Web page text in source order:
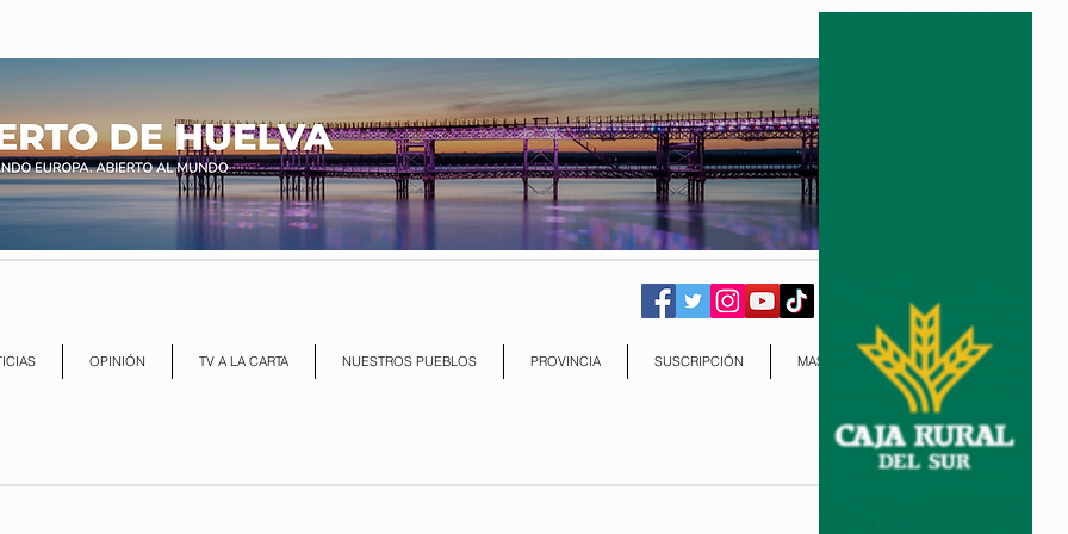
OPINIÓN TV A LA CARTA NUESTROS PUEBLOS PROVINCIA SUSCRIPCIÓN MAS